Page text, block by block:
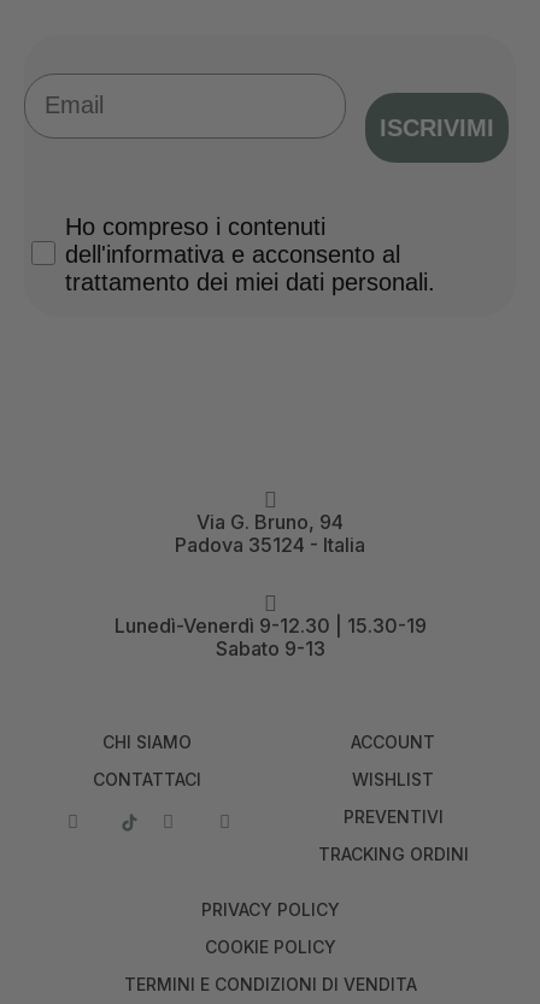
Email
ISCRIVIMI
Privacy Policy
Ho compreso i contenuti
dell'informativa e acconsento al
trattamento dei miei dati personali.
Via G. Bruno, 94
Padova 35124 - Italia
Lunedì-Venerdì 9-12.30 | 15.30-19
Sabato 9-13
CHI SIAMO
CONTATTACI
ACCOUNT
WISHLIST
PREVENTIVI
TRACKING ORDINI
PRIVACY POLICY
COOKIE POLICY
TERMINI E CONDIZIONI DI VENDITA